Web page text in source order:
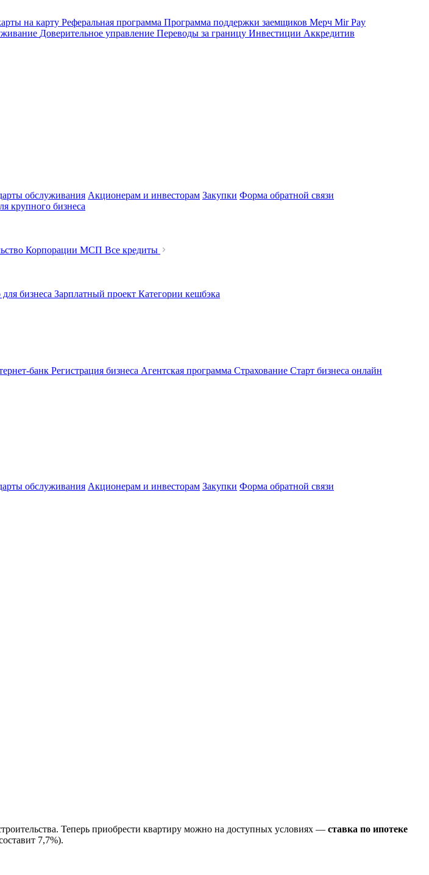
на карту Реферальная программа Программа поддержки заемщиков Мерч Mir Pay
Доверительное управление Переводы за границу Инвестиции Аккредитив
обслуживания Акционерам и инвесторам Закупки Форма обратной связи
крупного бизнеса
Корпорации МСП Все кредиты
бизнеса Зарплатный проект Категории кешбэка
банк Регистрация бизнеса Агентская программа Страхование Старт бизнеса онлайн
обслуживания Акционерам и инвесторам Закупки Форма обратной связи
Теперь приобрести квартиру можно на доступных условиях — ставка по ипотеке
7,7%).